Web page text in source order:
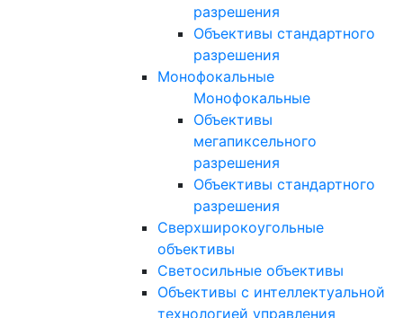
разрешения
Объективы стандартного
разрешения
Монофокальные
Монофокальные
Объективы
мегапиксельного
разрешения
Объективы стандартного
разрешения
Сверхширокоугольные
объективы
Светосильные объективы
Объективы с интеллектуальной
технологией управления